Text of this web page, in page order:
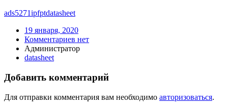
ads5271ipfptdatasheet
19 января, 2020
Комментариев нет
Администратор
datasheet
Добавить комментарий
Для отправки комментария вам необходимо авторизоваться.